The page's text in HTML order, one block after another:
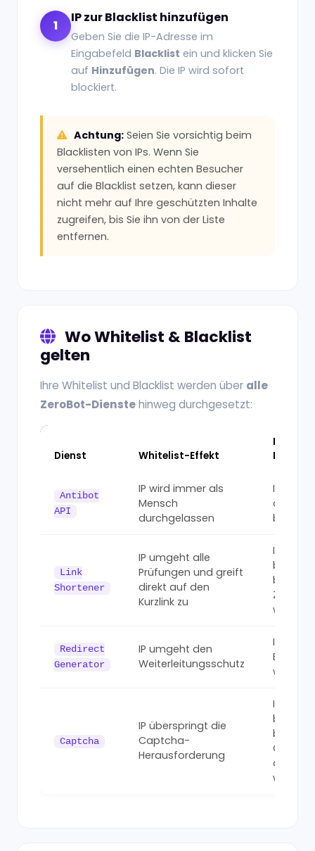
1
IP zur Blacklist hinzufügen
Geben Sie die IP-Adresse im
Eingabefeld Blacklist ein und klicken Sie
auf Hinzufügen. Die IP wird sofort
blockiert.
Achtung: Seien Sie vorsichtig beim
Blacklisten von IPs. Wenn Sie
versehentlich einen echten Besucher
auf die Blacklist setzen, kann dieser
nicht mehr auf Ihre geschützten Inhalte
zugreifen, bis Sie ihn von der Liste
entfernen.
Wo Whitelist & Blacklist
gelten
Ihre Whitelist und Blacklist werden über alle
ZeroBot-Dienstehinweg durchgesetzt:
Dienst Whitelist-Effekt
Effekt
Antibot
API
IP wird immer als
Mensch
durchgelassen
IP wird
als Bot
Link
Shortener
IP umgeht alle
Prüfungen und greift
direkt auf den
Kurzlink zu
IP wird
bevor
Ziel
wird
Redirect
Generator
IP umgeht den
Weiterleitungsschutz
IP wird
Bot-Ziel
Captcha
IP überspringt die
Captcha-
Herausforderung
IP wird
bevor
wird